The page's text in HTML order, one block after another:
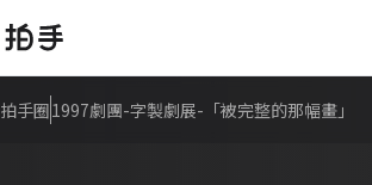
拍手圈1997劇團-字製劇展-「被完整的那幅畫」